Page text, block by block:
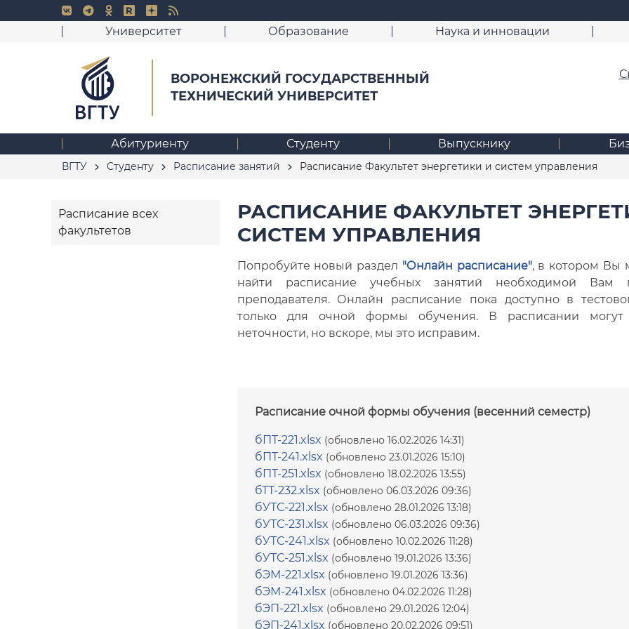
Университет Образование Наука и инновации
ВОРОНЕЖСКИЙ ГОСУДАРСТВЕННЫЙ
ТЕХНИЧЕСКИЙ УНИВЕРСИТЕТ
Абитуриенту Студенту Выпускнику
ВГТУ Студенту Расписание занятий Расписание Факультет энергетики и систем управления
Расписание всех
факультетов
РАСПИСАНИЕ ФАКУЛЬТЕТ
СИСТЕМ УПРАВЛЕНИЯ
Попробуйте новый раздел "Онлайн расписание", в котором Вы
найти расписание учебных занятий необходимой Вам
преподавателя. Онлайн расписание пока доступно в
только для очной формы обучения. В расписании могут
неточности, но вскоре, мы это исправим.
Расписание очной формы обучения (весенний семестр)
бПТ-221.xlsx (обновлено 16.02.2026 14:31)
бПТ-241.xlsx (обновлено 23.01.2026 15:10)
бПТ-251.xlsx (обновлено 18.02.2026 13:55)
бТТ-232.xlsx (обновлено 06.03.2026 09:36)
бУТС-221.xlsx (обновлено 28.01.2026 13:18)
бУТС-231.xlsx (обновлено 06.03.2026 09:36)
бУТС-241.xlsx (обновлено 10.02.2026 11:28)
бУТС-251.xlsx (обновлено 19.01.2026 13:36)
бЭМ-221.xlsx (обновлено 19.01.2026 13:36)
бЭМ-241.xlsx (обновлено 04.02.2026 11:28)
бЭП-221.xlsx (обновлено 29.01.2026 12:04)
бЭП-241.xlsx (обновлено 20.02.2026 09:51)